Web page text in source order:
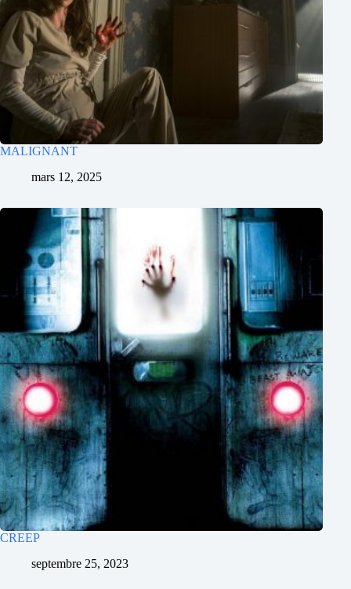
MALIGNANT
mars 12, 2025
CREEP
septembre 25, 2023